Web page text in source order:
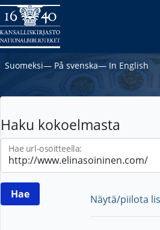
Suomeksi― På svenska― In English
Haku kokoelmasta
Hae url-osoitteella:
Näytä/piilota